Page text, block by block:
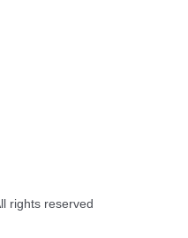
rights reserved